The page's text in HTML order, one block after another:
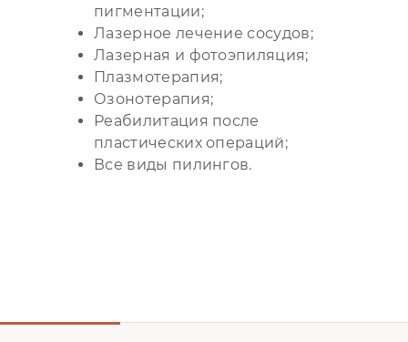
пигментации;
Лазерное лечение сосудов;
Лазерная и фотоэпиляция;
Плазмотерапия;
Озонотерапия;
Реабилитация после
пластических операций;
Все виды пилингов.